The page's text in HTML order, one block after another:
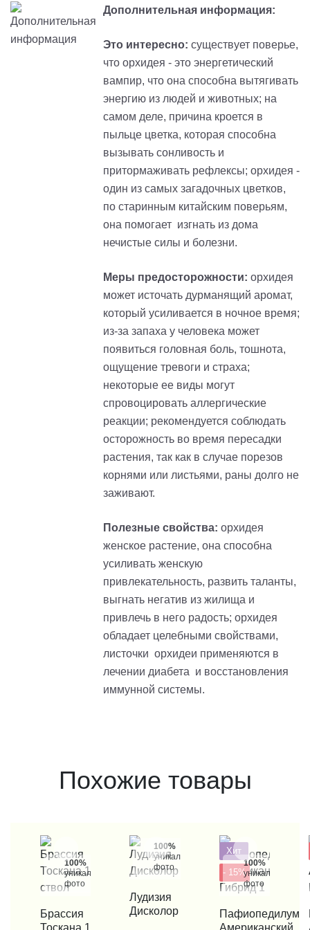
Дополнительная информация:
Это интересно: существует поверье,
что орхидея - это энергетический
вампир, что она способна вытягивать
энергию из людей и животных; на
самом деле, причина кроется в
пыльце цветка, которая способна
вызывать сонливость и
притормаживать рефлексы; орхидея -
один из самых загадочных цветков,
по старинным китайским поверьям,
она помогает изгнать из дома
нечистые силы и болезни.
Меры предосторожности: орхидея
может источать дурманящий аромат,
который усиливается в ночное время;
из-за запаха у человека может
появиться головная боль, тошнота,
ощущение тревоги и страха;
некоторые ее виды могут
спровоцировать аллергические
реакции; рекомендуется соблюдать
осторожность во время пересадки
растения, так как в случае порезов
корнями или листьями, раны долго не
заживают.
Полезные свойства: орхидея
женское растение, она способна
усиливать женскую
привлекательность, развить таланты,
выгнать негатив из жилища и
привлечь в него радость; орхидея
обладает целебными свойствами,
листочки орхидеи применяются в
лечении диабета и восстановления
иммунной системы.
Похожие товары
100%
уникальные
фото
КУПИТЬ В 1 КЛИК
Брассия
100%
уникальные
фото
КУПИТЬ В 1 КЛИК
Лудизия
Дисколор
Хит
- 15%
100%
уникальные
фото
КУПИТЬ В 1 КЛИК
Пафиопедилум